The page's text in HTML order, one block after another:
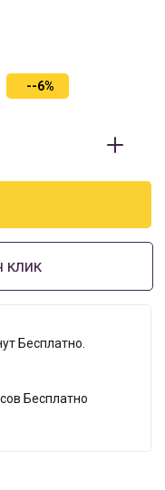
--6%
клик
Бесплатно.
Бесплатно